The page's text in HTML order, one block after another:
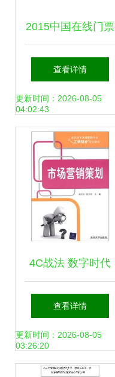
2015中国在线门票
市场份额领跑者的
营销制胜之道 ——
同程旅游的市场策
划分析
查看详情
更新时间：2026-08-05
04:02:43
4C战法 数字时代
的市场营销策划新
思路
查看详情
更新时间：2026-08-05
03:26:20